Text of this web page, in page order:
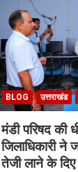
BLOG उत्तराखंड
मंडी परिषद की
जिलाधिकारी ने
तेजी लाने के दिए